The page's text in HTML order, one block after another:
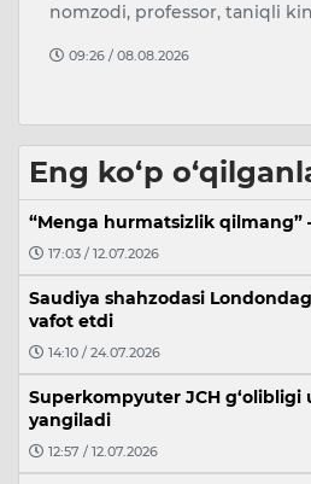
nomzodi, professor, taniqli
09:26 / 08.08.2026
Eng ko‘p
“Menga hurmatsizlik qilmang”
17:03 / 12.07.2026
Saudiya shahzodasi
vafot etdi
14:10 / 24.07.2026
Superkompyuter JCH
yangiladi
12:57 / 12.07.2026